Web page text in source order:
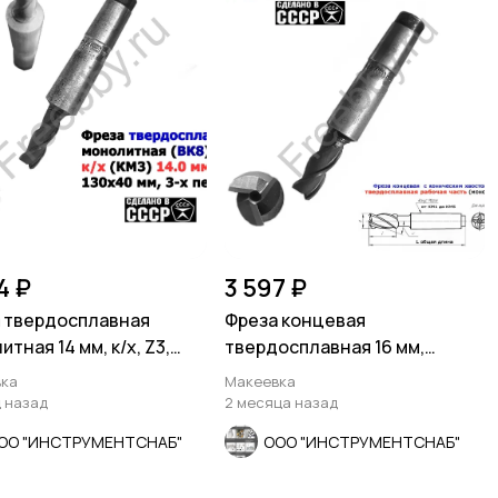
₽
14 мм, к/х, Z3,
40 мм, СССР.
назад
"ИНСТРУМЕНТСНАБ"
3 597 ₽
Фреза концевая
твердосплавная 16 мм,
монолит, ВК8, к/х, КМ3, Z3
СССР.
Макеевка
2 месяца назад
ООО "ИНСТРУМЕНТСНАБ"